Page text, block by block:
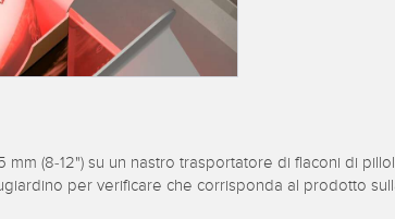
(8-12") su un nastro trasportatore di flaconi di
per verificare che corrisponda al prodotto